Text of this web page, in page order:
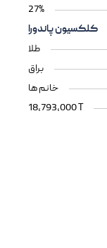
27%
کلکسیون پاندورا
طلا
براق
خانم ها
18,793,000 T